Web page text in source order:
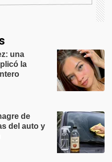
una
la
de
del auto y